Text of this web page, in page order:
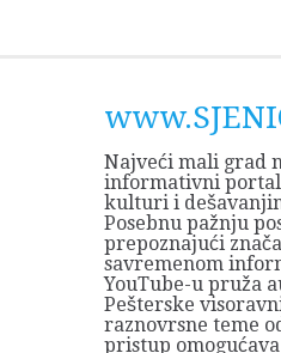
Najveći mali grad
informativni portal
kulturi i
Posebnu pažnju
prepoznajući
savremenom
YouTube-u pruža
Pešterske
raznovrsne teme
pristup